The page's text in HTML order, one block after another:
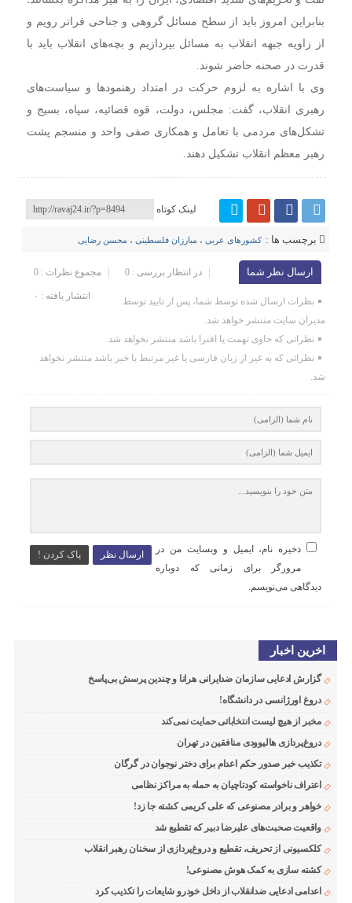
بنابراین امروز باید از سطح مسائل گروهی و جناحی فراتر رویم و
از زاویه جبهه انقلاب به مسائل بپردازیم و بچه‌های انقلاب باید با
قدرت در صحنه حاضر شوند.
وی با اشاره به لزوم حرکت در امتداد رهنمود‌ها و سیاست‌های
رهبری انقلاب، گفت: مجلس، دولت، قوه قضائیه، سپاه، بسیج و
تشکل‌های مردمی با تعامل و همکاری صفی واحد و منسجم پشت
رهبر معظم انقلاب تشکیل دهند.
لینک کوتاه
برچسب ها : کشورهای عربی ، مبارزان فلسطینی ، محسن رضایی
ارسال نظر شما مجموع نظرات : 0 در انتظار بررسی : 0
انتشار یافته : ۰
نظرات ارسال شده توسط شما، پس از تایید توسط
مدیران سایت منتشر خواهد شد.
نظراتی که حاوی تهمت یا افترا باشد منتشر نخواهد شد.
نظراتی که به غیر از زبان فارسی یا غیر مرتبط با خبر باشد منتشر نخواهد
شد.
ارسال نظر پاک کردن !
ذخیره نام، ایمیل و وبسایت من در
مرورگر برای زمانی که دوباره
دیدگاهی می‌نویسم.
اخرین اخبار
گزارش ادعایی سازمان ضدایرانی هرانا و چندین پرسش بی‌پاسخ
دروغ اورژانسی در دانشگاه!
مخبر از هیچ لیست انتخاباتی حمایت نمی‌کند
دروغ‌پردازی هالیوودی منافقین در تهران
تکذیب خبر صدور حکم اعدام برای دختر نوجوان در گرگان
اعتراف ناخواسته کودتاچیان به حمله به مراکز نظامی
خواهر و برادر مصنوعی که علی کریمی کشته جا زد!
واقعیت صحبت‌های علیرضا دبیر که تقطیع شد
کلکسیونی از تحریف، تقطیع و دروغ‌پردازی از سخنان رهبر انقلاب
کشته سازی به کمک هوش مصنوعی!
اعدامی ادعایی ضدانقلاب از داخل خودرو شایعات را تکذیب کرد